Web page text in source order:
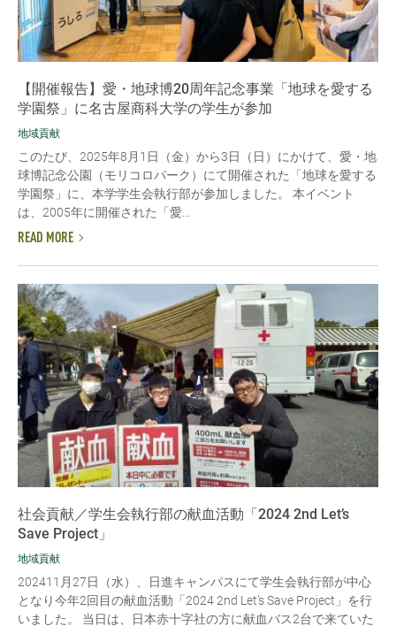
【開催報告】愛・地球博20周年記念事業「地球を愛する
学園祭」に名古屋商科大学の学生が参加
地域貢献
このたび、2025年8月1日（金）から3日（日）にかけて、愛・地
球博記念公園（モリコロパーク）にて開催された「地球を愛する
学園祭」に、本学学生会執行部が参加しました。 本イベント
は、2005年に開催された「愛...
READ MORE
社会貢献／学生会執行部の献血活動「2024 2nd Let’s
Save Project」
地域貢献
202411月27日（水）、日進キャンパスにて学生会執行部が中心
となり今年2回目の献血活動「2024 2nd Let’s Save Project」を行
いました。 当日は、日本赤十字社の方に献血バス2台で来ていた